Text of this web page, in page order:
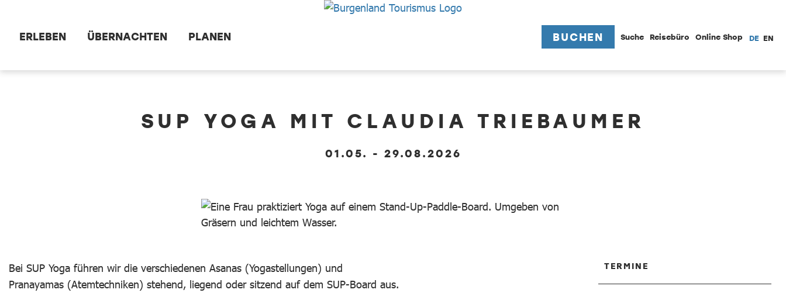
ERLEBEN ÜBERNACHTEN PLANEN BUCHEN Suche Reisebüro Online Shop DE EN
SUP YOGA MIT CLAUDIA TRIEBAUMER
01.05. - 29.08.2026
Bei SUP Yoga führen wir die verschiedenen Asanas (Yogastellungen) und
Pranayamas (Atemtechniken) stehend, liegend oder sitzend auf dem SUP-Board aus.
TERMINE